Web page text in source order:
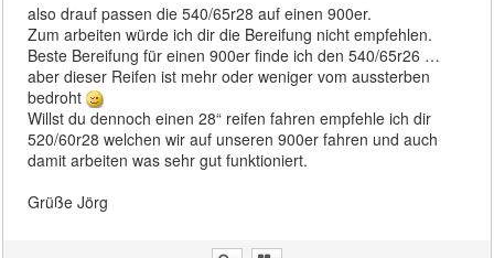
also drauf passen die 540/65r28 auf einen 900er.
Zum arbeiten würde ich dir die Bereifung nicht empfehlen.
Beste Bereifung für einen 900er finde ich den 540/65r26 …
aber dieser Reifen ist mehr oder weniger vom aussterben
bedroht
Willst du dennoch einen 28“ reifen fahren empfehle ich dir
520/60r28 welchen wir auf unseren 900er fahren und auch
damit arbeiten was sehr gut funktioniert.
Grüße Jörg